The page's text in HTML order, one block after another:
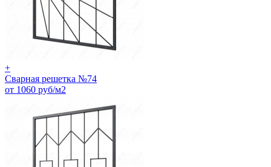
+
Сварная решетка №74
от 1060 руб/м2